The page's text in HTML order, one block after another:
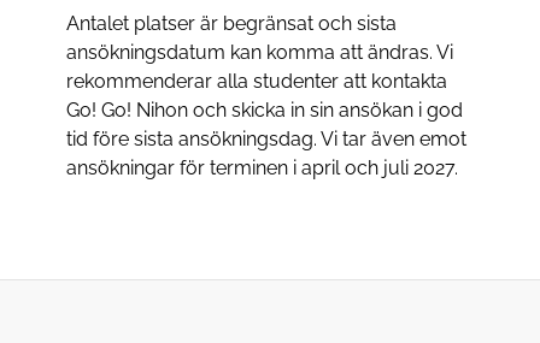
Antalet platser är begränsat och sista
ansökningsdatum kan komma att ändras. Vi
rekommenderar alla studenter att kontakta
Go! Go! Nihon och skicka in sin ansökan i god
tid före sista ansökningsdag. Vi tar även emot
ansökningar för terminen i april och juli 2027.